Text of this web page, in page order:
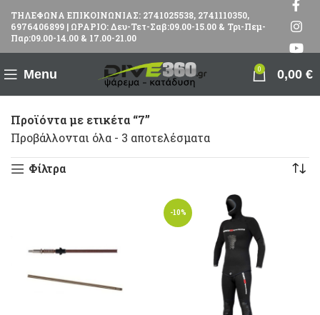
ΤΗΛΕΦΩΝΑ ΕΠΙΚΟΙΝΩΝΙΑΣ: 2741025538, 2741110350,
6976406899 | ΩΡΑΡΙΟ: Δευ-Τετ-Σαβ:09.00-15.00 & Τρι-Πεμ-
Παρ:09.00-14.00 & 17.00-21.00
Menu 0 0,00 €
Προϊόντα με ετικέτα “7”
Προβάλλονται όλα - 3 αποτελέσματα
Φίλτρα
-10%